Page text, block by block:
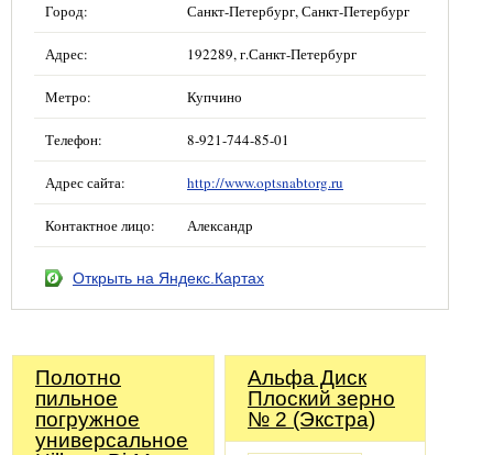
Город: Санкт-Петербург, Санкт-Петербург
Адрес: 192289, г.Санкт-Петербург
Метро: Купчино
Телефон: 8-921-744-85-01
Адрес сайта: http://www.optsnabtorg.ru
Контактное лицо: Александр
Открыть на Яндекс.Картах
Полотно
пильное
погружное
универсальное
Альфа Диск
Плоский зерно
№ 2 (Экстра)